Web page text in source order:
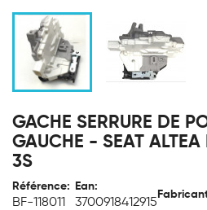
GACHE SERRURE DE
GAUCHE - SEAT ALTEA
3S
Référence:
BF-118011
Ean:
3700918412915